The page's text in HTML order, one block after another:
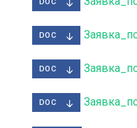
DOC
DOC
DOC